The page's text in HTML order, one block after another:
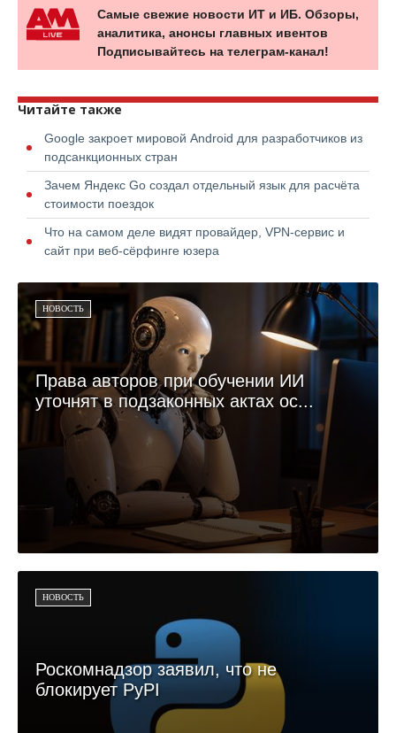
Самые свежие новости ИТ и ИБ. Обзоры,
аналитика, анонсы главных ивентов
Подписывайтесь на телеграм-канал!
Читайте также
Google закроет мировой Android для разработчиков из
подсанкционных стран
Зачем Яндекс Go создал отдельный язык для расчёта
стоимости поездок
Что на самом деле видят провайдер, VPN-сервис и
сайт при веб-сёрфинге юзера
НОВОСТЬ
Права авторов при обучении ИИ
уточнят в подзаконных актах ос...
НОВОСТЬ
Роскомнадзор заявил, что не
блокирует PyPI